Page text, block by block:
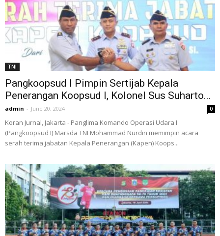
TNI
Pangkoopsud I Pimpin Sertijab Kepala
Penerangan Koopsud I, Kolonel Sus Suharto...
admin - June 20, 2024 0
Koran Jurnal, Jakarta - Panglima Komando Operasi Udara I
(Pangkoopsud I) Marsda TNI Mohammad Nurdin memimpin acara
serah terima jabatan Kepala Penerangan (Kapen) Koops...